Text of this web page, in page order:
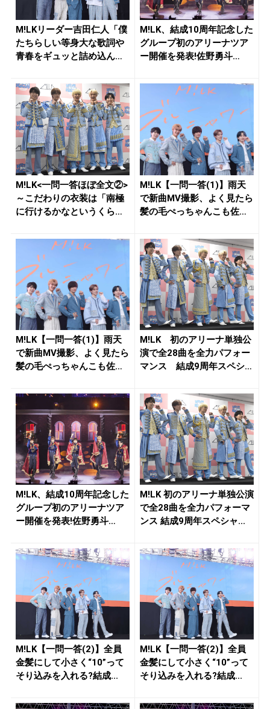
M!LKリーダー吉田仁人「僕
たちらしい等身大な歌詞や
青春をギュッと詰め込ん
M!LK、結成10周年記念した
グループ初のアリーナツア
ー開催を発表!佐野勇斗
M!LK<一問一答ほぼ全文②>
～こだわりの衣装は「南極
に行けるかなというくらい
M!LK【一問一答(1)】雨天
で新曲MV撮影、よく見たら
髪の毛ぺっちゃんこも佐
M!LK【一問一答(1)】雨天
で新曲MV撮影、よく見たら
髪の毛ぺっちゃんこも佐
M!LK 初のアリーナ単独公
演で全28曲を全力パフォー
マンス 結成9周年スペシ
M!LK、結成10周年記念した
グループ初のアリーナツア
ー開催を発表!佐野勇斗
M!LK 初のアリーナ単独公演
で全28曲を全力パフォーマ
ンス 結成9周年スペシャ...
M!LK【一問一答(2)】全員
金髪にして小さく“10”って
そり込みを入れる?結成...
M!LK【一問一答(2)】全員
金髪にして小さく“10”って
そり込みを入れる?結成...